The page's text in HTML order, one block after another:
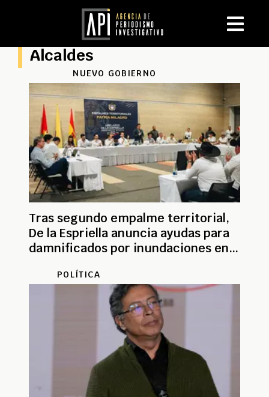
Alcaldes
NUEVO GOBIERNO
Tras segundo empalme territorial,
De la Espriella anuncia ayudas para
damnificados por inundaciones en
POLÍTICA